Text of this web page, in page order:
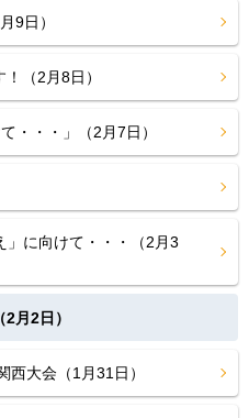
9日）
（2月8日）
・・・」（2月7日）
」に向けて・・・（2月3
月2日）
西大会（1月31日）